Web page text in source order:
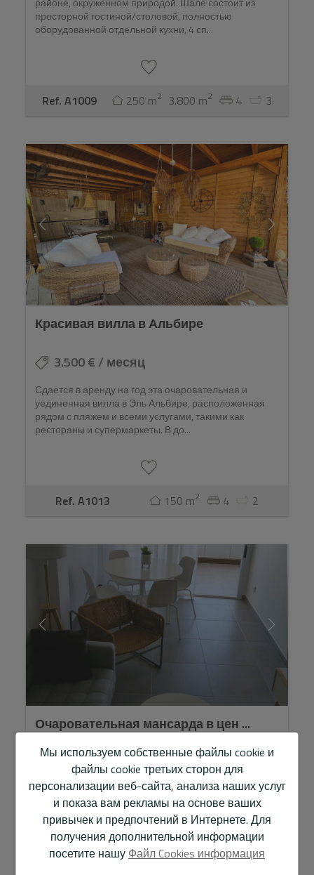
просторной гостиной/столовой, полностью
оборудованной отдельной кухни, 4 сп...
Ref. A1009 250 m2 3.800 m2 4 3
Красивая вилла в Альбире
3.500 € / месяц
Сдается в аренду на год эта очаровательная и
уединенная вилла в Эль Альбире, расположенная
рядом с пляжем и всеми услугами, такими как
рестораны и супермаркеты. В до...
Ref. A1013 150 m2 4 2
Очаровательная мансарда в цен ...
1.650 € / месяц
Откройте для себя этот фантастический дуплекс-
атик, расположенный в самом центре Эль Альбира,
всего в 1 минуте пешком от пляжа. Жилое
помещение состоит из 2 спален, ...
Мы используем собственные файлы cookie и
файлы cookie третьих сторон для
персонализации веб-сайта, анализа наших услуг
и показа вам рекламы на основе ваших
привычек и предпочтений в Интернете. Для
получения дополнительной информации
посетите нашу Файл Cookies информация